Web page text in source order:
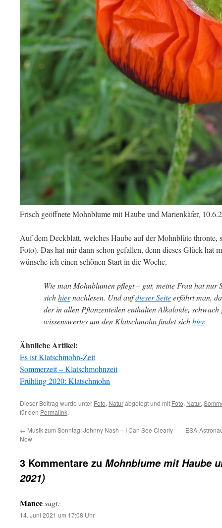
Frisch geöffnete Mohnblume mit Haube und Marienkäfer,
Auf dem Deckblatt, welches Haube auf der Mohnblüte thronte,
Foto). Das hat mir dann schon gefallen, denn dieses Glück hat
wünsche ich einen schönen Start in die Woche.
Wie man Mohnblumen pflegt – gut, meine Frau hat nur
sichhiernachlesen. Und aufdieser Seiteerfährt man,
der in allen Pflanzenteilen enthalten Alkaloide, schwach
wissenswertes um den Klatschmohn findet sichhier.
Ähnliche Artikel:
Es ist Klatschmohn-Zeit
Sommerzeit – Klatschmohnzeit
Frühling 2020: Klatschmohn
Dieser Beitrag wurde unter Foto, Naturabgelegt und mit Foto, Natur,
für den Permalink.
← Musik zum Sonntag: Johnny Nash – I Can See Clearly
Now
ESA-
3 Kommentare zu Mohnblume mit Haube
2021)
Mancesagt:
14. Juni 2021 um 17:08 Uhr